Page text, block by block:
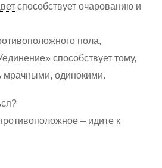
способствует очарованию и
пола,
способствует тому,
мрачными, одинокими.
– идите к